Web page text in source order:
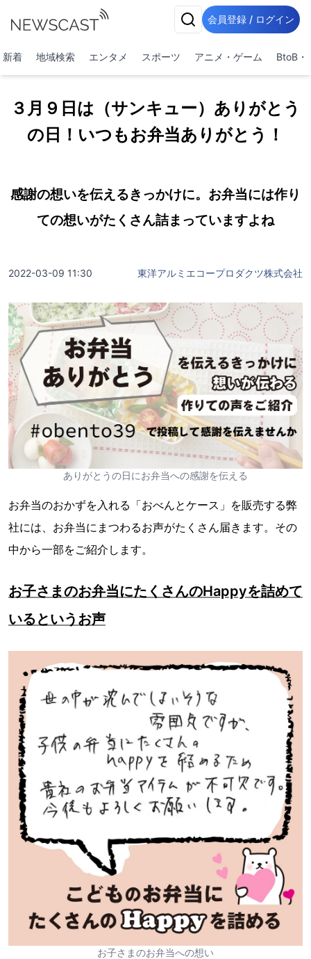
会員登録 / ログイン
新着 地域検索 エンタメ スポーツ アニメ・ゲーム BtoB・
３月９日は（サンキュー）ありがとう
の日！いつもお弁当ありがとう！
感謝の想いを伝えるきっかけに。お弁当には作り
ての想いがたくさん詰まっていますよね
2022-03-09 11:30 東洋アルミエコープロダクツ株式会社
ありがとうの日にお弁当への感謝を伝える
お弁当のおかずを入れる「おべんとケース」を販売する弊
社には、お弁当にまつわるお声がたくさん届きます。その
中から一部をご紹介します。
お子さまのお弁当にたくさんのHappyを詰めて
いるというお声
お子さまのお弁当への想い